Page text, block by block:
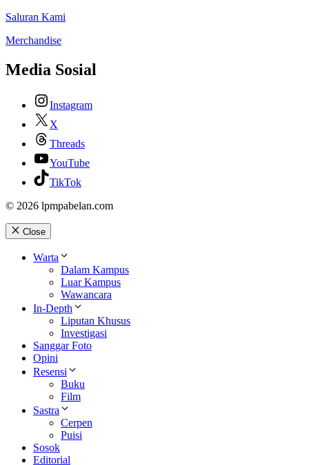
Saluran Kami
Merchandise
Media Sosial
Instagram
X
Threads
YouTube
TikTok
© 2026 lpmpabelan.com
Close
Warta
Dalam Kampus
Luar Kampus
Wawancara
In-Depth
Liputan Khusus
Investigasi
Sanggar Foto
Opini
Resensi
Buku
Film
Sastra
Cerpen
Puisi
Sosok
Editorial